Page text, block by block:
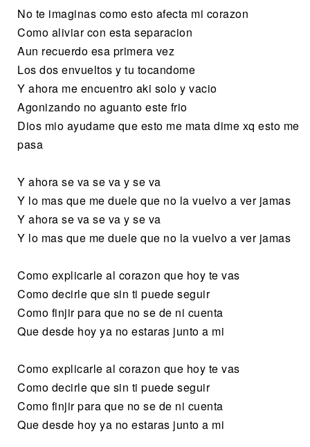
No te imaginas como esto afecta mi corazon
Como aliviar con esta separacion
Aun recuerdo esa primera vez
Los dos envueltos y tu tocandome
Y ahora me encuentro aki solo y vacio
Agonizando no aguanto este frio
Dios mio ayudame que esto me mata dime xq esto me
pasa
Y ahora se va se va y se va
Y lo mas que me duele que no la vuelvo a ver jamas
Y ahora se va se va y se va
Y lo mas que me duele que no la vuelvo a ver jamas
Como explicarle al corazon que hoy te vas
Como decirle que sin ti puede seguir
Como finjir para que no se de ni cuenta
Que desde hoy ya no estaras junto a mi
Como explicarle al corazon que hoy te vas
Como decirle que sin ti puede seguir
Como finjir para que no se de ni cuenta
Que desde hoy ya no estaras junto a mi